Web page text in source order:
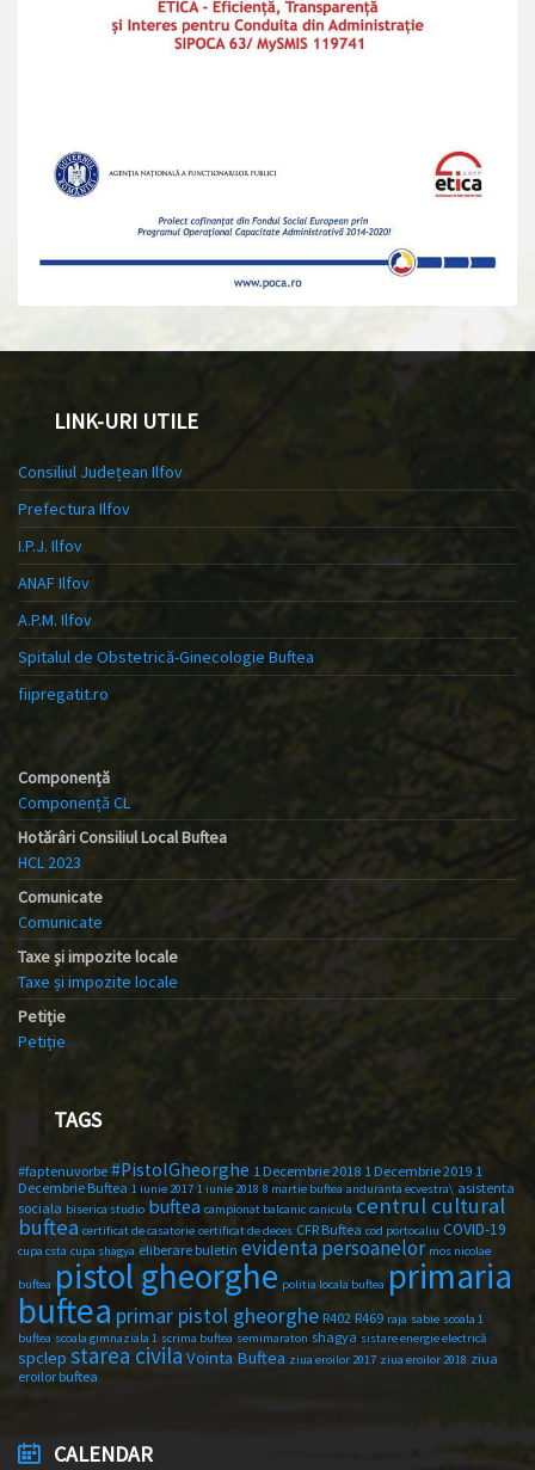
LINK-URI UTILE
Consiliul Județean Ilfov
Prefectura Ilfov
I.P.J. Ilfov
ANAF Ilfov
A.P.M. Ilfov
Spitalul de Obstetrică-Ginecologie Buftea
fiipregatit.ro
Componență
Componență CL
Hotărâri Consiliul Local Buftea
HCL 2023
Comunicate
Comunicate
Taxe și impozite locale
Taxe și impozite locale
Petiție
Petiție
TAGS
#faptenuvorbe #PistolGheorghe 1 Decembrie 2018 1 Decembrie 2019 1
Decembrie Buftea 1 iunie 2017 1 iunie 2018 8 martie buftea anduranta ecvestra\ asistenta
sociala biserica studio buftea campionat balcanic canicula centrul cultural
buftea certificat de casatorie certificat de deces CFR Buftea cod portocaliu COVID-19
cupa csta cupa shagya eliberare buletin evidenta persoanelor mos nicolae
buftea pistol gheorghe politia locala buftea primaria
buftea primar pistol gheorghe R402 R469 raja sabie scoala 1
buftea scoala gimnaziala 1 scrima buftea semimaraton shagya sistare energie electrică
spclep starea civila Vointa Buftea ziua eroilor 2017 ziua eroilor 2018 ziua
eroilor buftea
CALENDAR